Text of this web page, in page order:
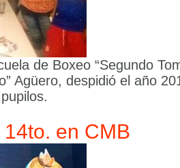
de Boxeo “Segundo
Agüero, despidió el año
en CMB